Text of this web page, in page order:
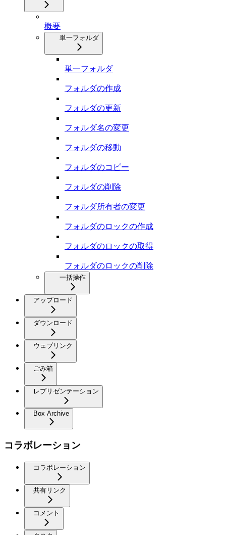
概要
単一フォルダ
単一フォルダ
フォルダの作成
フォルダの更新
フォルダ名の変更
フォルダの移動
フォルダのコピー
フォルダの削除
フォルダ所有者の変更
フォルダのロックの作成
フォルダのロックの取得
フォルダのロックの削除
一括操作
アップロード
ダウンロード
ウェブリンク
ごみ箱
レプリゼンテーション
Box Archive
コラボレーション
コラボレーション
共有リンク
コメント